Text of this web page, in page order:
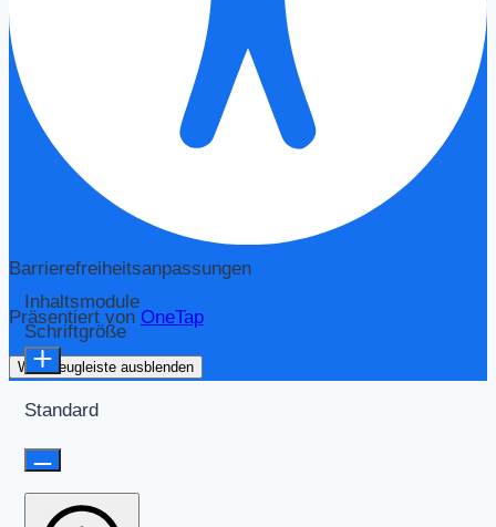
Barrierefreiheitsanpassungen
Präsentiert von OneTap
Werkzeugleiste ausblenden
Inhaltsmodule
Schriftgröße
Standard